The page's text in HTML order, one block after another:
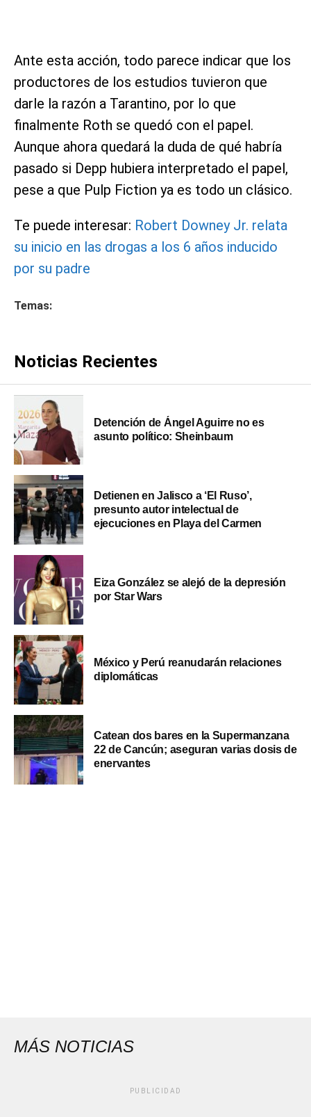
Ante esta acción, todo parece indicar que los
productores de los estudios tuvieron que
darle la razón a Tarantino, por lo que
finalmente Roth se quedó con el papel.
Aunque ahora quedará la duda de qué habría
pasado si Depp hubiera interpretado el papel,
pese a que Pulp Fiction ya es todo un clásico.
Te puede interesar: Robert Downey Jr. relata
su inicio en las drogas a los 6 años inducido
por su padre
Temas:
Noticias Recientes
Detención de Ángel Aguirre no es
asunto político: Sheinbaum
Detienen en Jalisco a ‘El Ruso’,
presunto autor intelectual de
ejecuciones en Playa del Carmen
Eiza González se alejó de la depresión
por Star Wars
México y Perú reanudarán relaciones
diplomáticas
Catean dos bares en la Supermanzana
22 de Cancún; aseguran varias dosis de
enervantes
MÁS NOTICIAS
PUBLICIDAD